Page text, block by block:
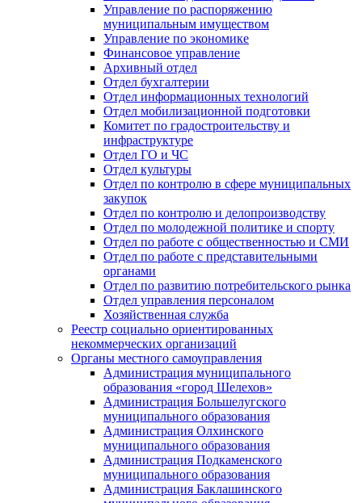
Управление по распоряжению
муниципальным имуществом
Управление по экономике
Финансовое управление
Архивный отдел
Отдел бухгалтерии
Отдел информационных технологий
Отдел мобилизационной подготовки
Комитет по градостроительству и
инфраструктуре
Отдел ГО и ЧС
Отдел культуры
Отдел по контролю в сфере муниципальных
закупок
Отдел по контролю и делопроизводству
Отдел по молодежной политике и спорту
Отдел по работе с общественностью и СМИ
Отдел по работе с представительными
органами
Отдел по развитию потребительского рынка
Отдел управления персоналом
Хозяйственная служба
Реестр социально ориентированных
некоммерческих организаций
Органы местного самоуправления
Администрация муниципального
образования «город Шелехов»
Администрация Большелугского
муниципального образования
Администрация Олхинского
муниципального образования
Администрация Подкаменского
муниципального образования
Администрация Баклашинского